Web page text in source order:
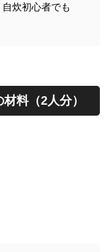
炊初心者でも
料（2人分）